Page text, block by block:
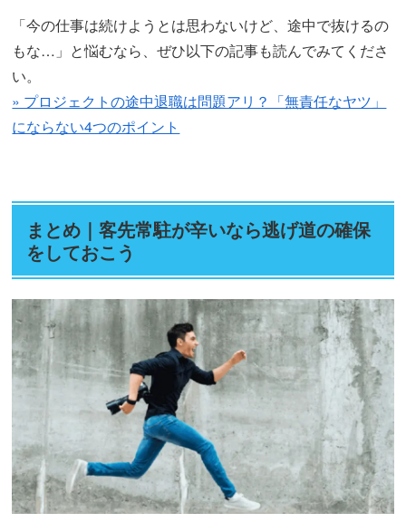
「今の仕事は続けようとは思わないけど、途中で抜けるの
もな…」と悩むなら、ぜひ以下の記事も読んでみてくださ
い。
» プロジェクトの途中退職は問題アリ？「無責任なヤツ」
にならない4つのポイント
まとめ｜客先常駐が辛いなら逃げ道の確保
をしておこう